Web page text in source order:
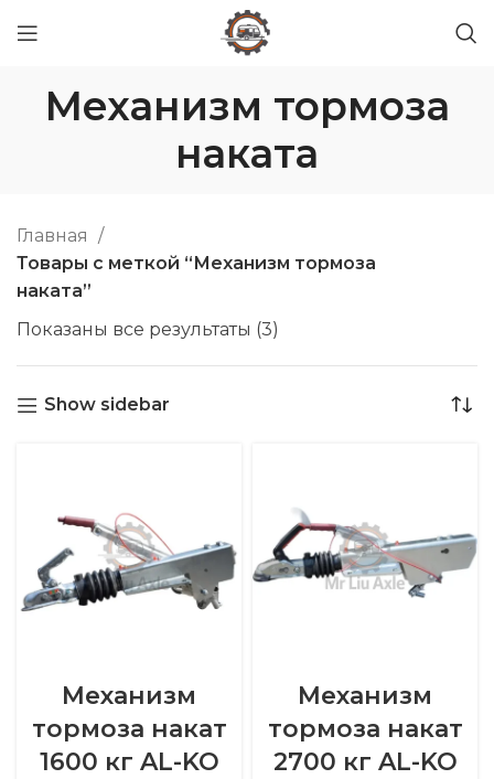
Механизм тормоза
наката
Главная
Товары с меткой “Механизм тормоза
наката”
Показаны все результаты (3)
Show sidebar
Механизм
тормоза накат
1600 кг AL-KO
Механизм
тормоза накат
2700 кг AL-KO